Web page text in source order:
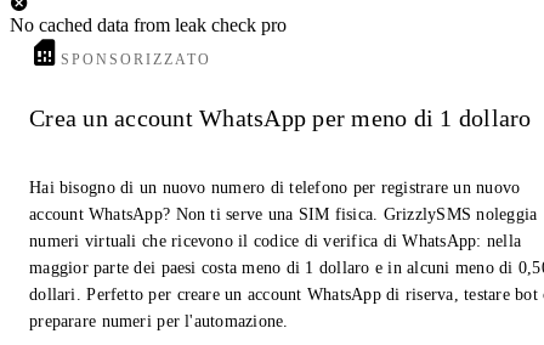
No cached data from leak check pro
SPONSORIZZATO
Crea un account WhatsApp per meno di 1 dollaro
Hai bisogno di un nuovo numero di telefono per registrare un nuovo
account WhatsApp? Non ti serve una SIM fisica. GrizzlySMS noleggia
numeri virtuali che ricevono il codice di verifica di WhatsApp: nella
maggior parte dei paesi costa meno di 1 dollaro e in alcuni meno di
dollari. Perfetto per creare un account WhatsApp di riserva, testare bot
preparare numeri per l'automazione.